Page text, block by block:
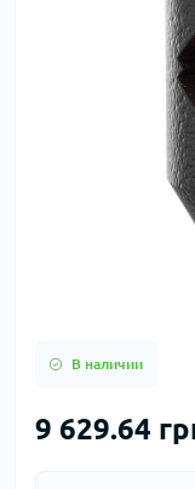
В наличии
9 629.64